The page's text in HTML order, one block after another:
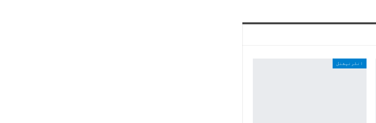
انٹرنیشنل